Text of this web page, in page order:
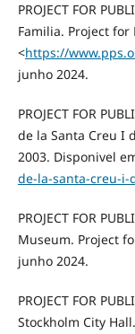
PROJECT FOR
Familia. Project for
<https://
junho 2024.
PROJECT FOR
de la Santa Creu I
2003. Disponivel
de-la-santa-creu-i-
PROJECT FOR
Museum. Project
junho 2024.
PROJECT FOR
Stockholm City